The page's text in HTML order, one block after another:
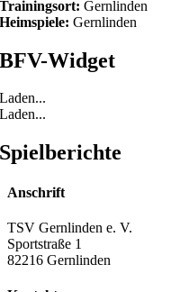
Trainingsort: Gernlinden
Heimspiele: Gernlinden
BFV-Widget
Laden...
Laden...
Spielberichte
Anschrift
TSV Gernlinden e. V.
Sportstraße 1
82216 Gernlinden